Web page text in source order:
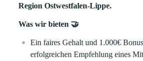
Region Ostwestfalen-Lippe.
Was wir bieten 🤝
Ein faires Gehalt und 1.000€
erfolgreichen Empfehlung eines